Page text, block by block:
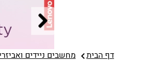
דף הבית מחשבים ניידים